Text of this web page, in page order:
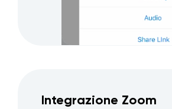
Integrazione Zoom